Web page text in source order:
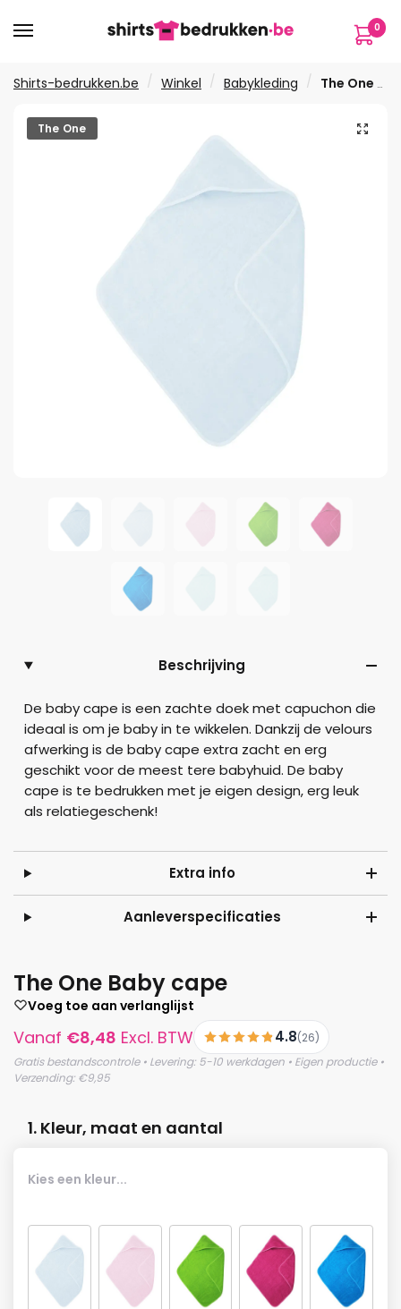
naar
naar
inhoud
0
Shirts-bedrukken.be / Winkel / Babykleding / The One Baby cape
🔍
The One
Beschrijving
De baby cape is een zachte doek met capuchon die
ideaal is om je baby in te wikkelen. Dankzij de velours
afwerking is de baby cape extra zacht en erg
geschikt voor de meest tere babyhuid. De baby
cape is te bedrukken met je eigen design, erg leuk
als relatiegeschenk!
Extra info
Aanleverspecificaties
The One Baby cape
Voeg toe aan verlanglijst
Vanaf €8,48 Excl. BTW 4.8(26)
Gratis bestandscontrole • Levering: 5-10 werkdagen • Eigen productie •
Verzending: €9,95
1. Kleur, maat en aantal
Kies een kleur...